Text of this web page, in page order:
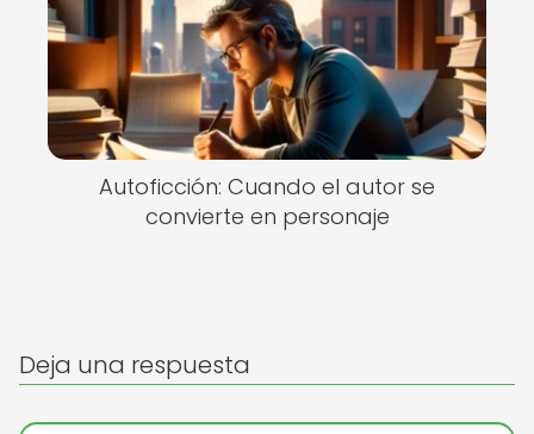
Autoficción: Cuando el autor se
convierte en personaje
Deja una respuesta